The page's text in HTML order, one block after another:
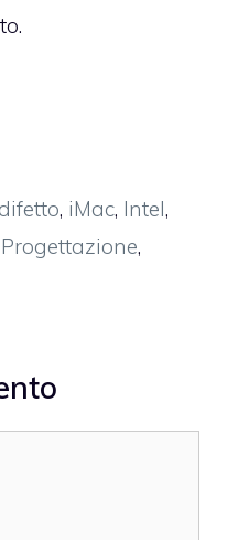
difetto, iMac, Intel,
Progettazione,